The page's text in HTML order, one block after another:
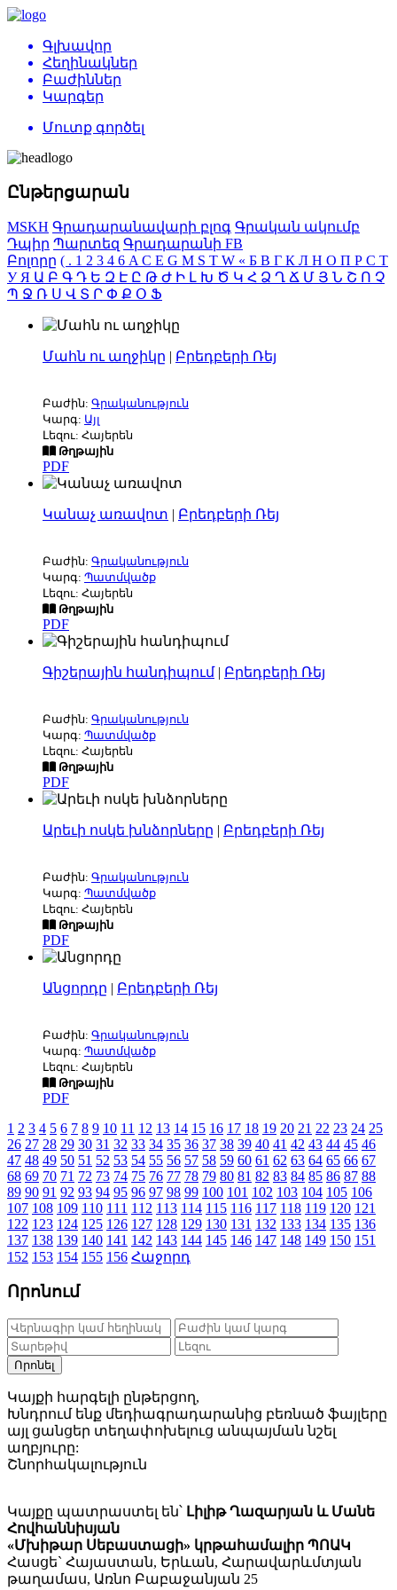
Գլխավոր
Հեղինակներ
Բաժիններ
Կարգեր
Մուտք գործել
Ընթերցարան
MSKH Գրադարանավարի բլոգ Գրական ակումբ
Դպիր Պարտեզ Գրադարանի FB
Բոլորը ( . 1 2 3 4 6 AC E G M S T W « Б В Г К Л Н О П Р С Т
УЯ Ա Բ Գ Դ Ե Զ Է Ը Թ Ժ Ի Լ Խ Ծ Կ Հ Ձ Ղ Ճ Մ Յ Ն Շ Ո Չ
Պ Ջ Ռ Ս Վ Տ Ր Փ Ք Օ Ֆ
Մահն ու աղջիկը | Բրեդբերի Ռեյ
Բաժին: Գրականություն
Կարգ: Այլ
Լեզու: Հայերեն
Թղթային
PDF
Կանաչ առավոտ | Բրեդբերի Ռեյ
Բաժին: Գրականություն
Կարգ: Պատմվածք
Լեզու: Հայերեն
Թղթային
PDF
Գիշերային հանդիպում| Բրեդբերի Ռեյ
Բաժին: Գրականություն
Կարգ: Պատմվածք
Լեզու: Հայերեն
Թղթային
PDF
Արեւի ոսկե խնձորները | Բրեդբերի Ռեյ
Բաժին: Գրականություն
Կարգ: Պատմվածք
Լեզու: Հայերեն
Թղթային
PDF
Անցորդը | Բրեդբերի Ռեյ
Բաժին: Գրականություն
Կարգ: Պատմվածք
Լեզու: Հայերեն
Թղթային
PDF
1 2 3 4 5 6 7 8 9 10 11 12 13 14 15 16 17 18 19 20 21 22 23 24 25
26 27 28 29 30 31 32 33 34 35 36 37 38 39 40 41 42 43 44 45 46
47 48 49 50 51 52 53 54 55 56 57 58 59 60 61 62 63 64 65 66 67
68 69 70 71 72 73 74 75 76 77 78 79 80 81 82 83 84 85 86 87 88
89 90 91 92 93 94 95 96 97 98 99 100 101 102 103 104 105 106
107 108 109 110 111 112 113 114 115 116 117 118 119 120 121
122 123 124 125 126 127 128 129 130 131 132 133 134 135 136
137 138 139 140 141 142 143 144 145 146 147 148 149 150 151
152 153 154 155 156 Հաջորդ
Որոնում
Որոնել
Կայքի հարգելի ընթերցող,
Խնդրում ենք մեդիագրադարանից բեռնած ֆայլերը
այլ ցանցեր տեղափոխելուց անպայման նշել
աղբյուրը:
Շնորհակալություն
Կայքը պատրաստել են՝ Լիլիթ Ղազարյան և Մանե
Հովհաննիսյան
«Մխիթար Սեբաստացի» կրթահամալիր ՊՈԱԿ
Հասցե` Հայաստան, Երևան, Հարավարևմտյան
թաղամաս, Առնո Բաբաջանյան 25